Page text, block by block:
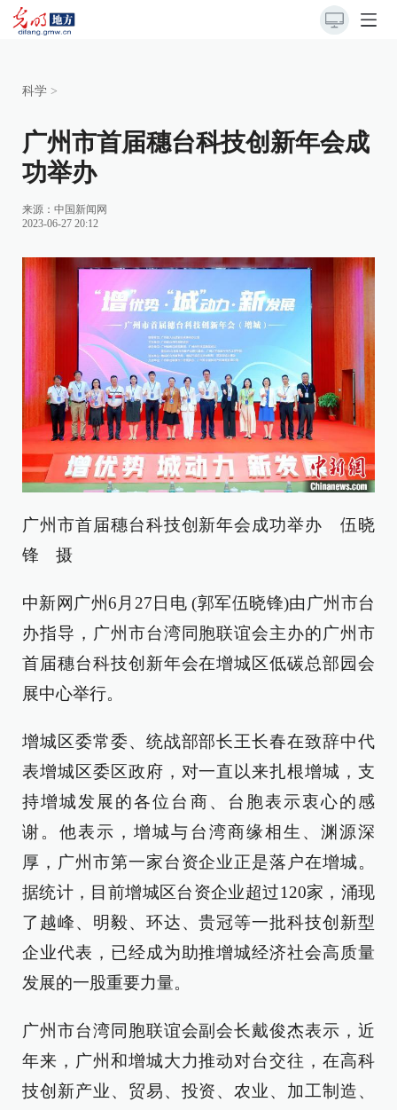
科学 >
广州市首届穗台科技创新年会成
功举办
来源： 中国新闻网
2023-06-27 20:12
广州市首届穗台科技创新年会成功举办 伍晓
锋 摄
中新网广州6月27日电 (郭军伍晓锋)由广州市台
办指导，广州市台湾同胞联谊会主办的广州市
首届穗台科技创新年会在增城区低碳总部园会
展中心举行。
增城区委常委、统战部部长王长春在致辞中代
表增城区委区政府，对一直以来扎根增城，支
持增城发展的各位台商、台胞表示衷心的感
谢。他表示，增城与台湾商缘相生、渊源深
厚，广州市第一家台资企业正是落户在增城。
据统计，目前增城区台资企业超过120家，涌现
了越峰、明毅、环达、贵冠等一批科技创新型
企业代表，已经成为助推增城经济社会高质量
发展的一股重要力量。
广州市台湾同胞联谊会副会长戴俊杰表示，近
年来，广州和增城大力推动对台交往，在高科
技创新产业、贸易、投资、农业、加工制造、